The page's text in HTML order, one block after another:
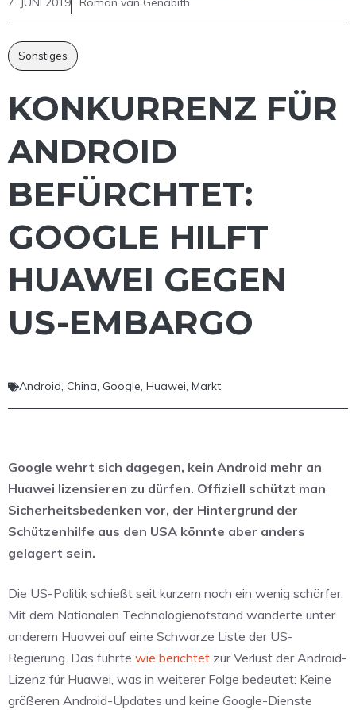
Sonstiges
KONKURRENZ FÜR
ANDROID
BEFÜRCHTET:
GOOGLE HILFT
HUAWEI GEGEN
US-EMBARGO
Android, China, Google, Huawei, Markt
Google wehrt sich dagegen, kein Android mehr an
Huawei lizensieren zu dürfen. Offiziell schützt man
Sicherheitsbedenken vor, der Hintergrund der
Schützenhilfe aus den USA könnte aber anders
gelagert sein.
Die US-Politik schießt seit kurzem noch ein wenig schärfer:
Mit dem Nationalen Technologienotstand wanderte unter
anderem Huawei auf eine Schwarze Liste der US-
Regierung. Das führte wie berichtet zur Verlust der Android-
Lizenz für Huawei, was in weiterer Folge bedeutet: Keine
größeren Android-Updates und keine Google-Dienste